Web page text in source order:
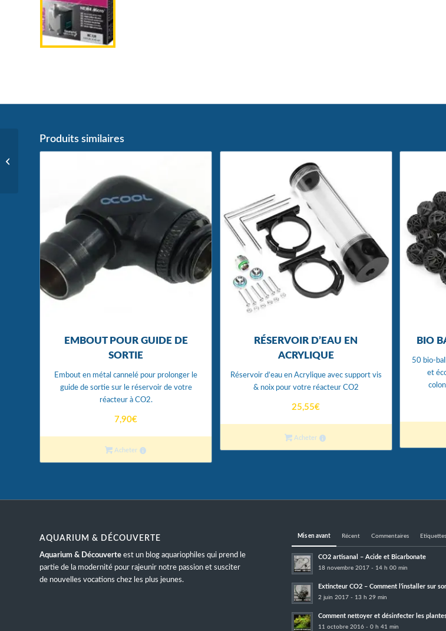
Produits similaires
EMBOUT POUR GUIDE DE
SORTIE
Embout en métal cannelé pour prolonger le
guide de sortie sur le réservoir de votre
réacteur à CO2.
7,90€
Acheter
RÉSERVOIR D’EAU EN
ACRYLIQUE
Réservoir d’eau en Acrylique avec support vis
& noix pour votre réacteur CO2
25,55€
Acheter
BIO
50 bio-
et
AQUARIUM & DÉCOUVERTE
Aquarium & Découverte est un blog aquariophiles qui prend le
partie de la modernité pour rajeunir notre passion et susciter
de nouvelles vocations chez les plus jeunes.
Mis en avant Récent Commentaires Etiquettes
CO2 artisanal – Acide et Bicarbonate
18 novembre 2017 - 14 h 00 min
Extincteur CO2 – Comment l’installer sur
2 juin 2017 - 13 h 29 min
Comment nettoyer et désinfecter les
11 octobre 2016 - 0 h 41 min